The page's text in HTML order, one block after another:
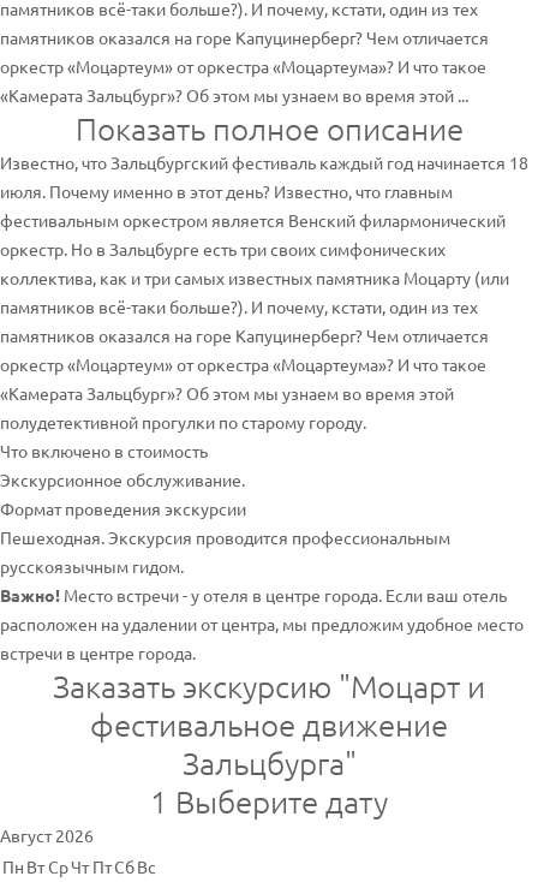
памятников всё-таки больше?). И почему, кстати, один из тех
памятников оказался на горе Капуцинерберг? Чем отличается
оркестр «Моцартеум» от оркестра «Моцартеума»? И что такое
«Камерата Зальцбург»? Об этом мы узнаем во время этой ...
Показать полное описание
Известно, что Зальцбургский фестиваль каждый год начинается 18
июля. Почему именно в этот день? Известно, что главным
фестивальным оркестром является Венский филармонический
оркестр. Но в Зальцбурге есть три своих симфонических
коллектива, как и три самых известных памятника Моцарту (или
памятников всё-таки больше?). И почему, кстати, один из тех
памятников оказался на горе Капуцинерберг? Чем отличается
оркестр «Моцартеум» от оркестра «Моцартеума»? И что такое
«Камерата Зальцбург»? Об этом мы узнаем во время этой
полудетективной прогулки по старому городу.
Что включено в стоимость
Экскурсионное обслуживание.
Формат проведения экскурсии
Пешеходная. Экскурсия проводится профессиональным
русскоязычным гидом.
Важно! Место встречи - у отеля в центре города. Если ваш отель
расположен на удалении от центра, мы предложим удобное место
встречи в центре города.
Заказать экскурсию "Моцарт и
фестивальное движение
Зальцбурга"
1 Выберите дату
Август 2026
Пн ВтСрЧт ПтСбВс